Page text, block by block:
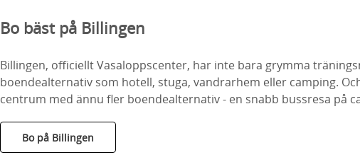
Bo bäst på Billingen
Billingen, officiellt Vasaloppscenter, har inte bara grymma
boendealternativ som hotell, stuga, vandrarhem eller camping.
centrum med ännu fler boendealternativ - en snabb bussresa på
Bo på Billingen